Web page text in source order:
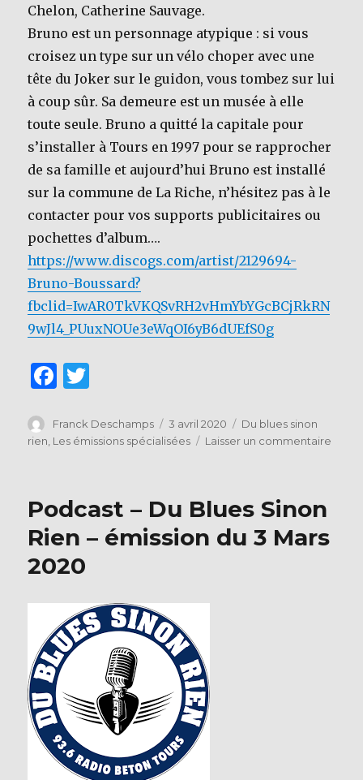
Chelon, Catherine Sauvage.
Bruno est un personnage atypique : si vous
croisez un type sur un vélo choper avec une
tête du Joker sur le guidon, vous tombez sur lui
à coup sûr. Sa demeure est un musée à elle
toute seule. Bruno a quitté la capitale pour
s’installer à Tours en 1997 pour se rapprocher
de sa famille et aujourd’hui Bruno est installé
sur la commune de La Riche, n’hésitez pas à le
contacter pour vos supports publicitaires ou
pochettes d’album….
https://www.discogs.com/artist/2129694-
Bruno-Boussard?
fbclid=IwAR0TkVKQSvRH2vHmYbYGcBCjRkRN
9wJl4_PUuxNOUe3eWqOI6yB6dUEfS0g
F
c
e
o
o
k
it
te
Auteur
Franck Deschamps
Publié
le
3 avril 2020 Catégories
Du blues sinon
rien, Les émissions spécialisées Laisser un commentaire
Podcast – Du Blues Sinon
Rien – émission du 3 Mars
2020